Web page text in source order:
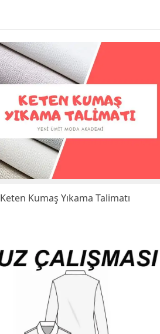
Keten Kumaş Yıkama Talimatı